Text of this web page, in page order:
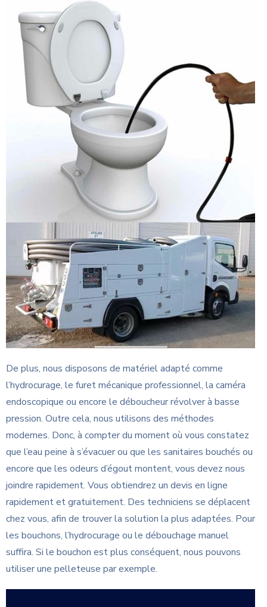
De plus, nous disposons de matériel adapté comme
l’hydrocurage, le furet mécanique professionnel, la caméra
endoscopique ou encore le déboucheur révolver à basse
pression. Outre cela, nous utilisons des méthodes
modernes. Donc, à compter du moment où vous constatez
que l’eau peine à s’évacuer ou que les sanitaires bouchés ou
encore que les odeurs d’égout montent, vous devez nous
joindre rapidement. Vous obtiendrez un devis en ligne
rapidement et gratuitement. Des techniciens se déplacent
chez vous, afin de trouver la solution la plus adaptées. Pour
les bouchons, l’hydrocurage ou le débouchage manuel
suffira. Si le bouchon est plus conséquent, nous pouvons
utiliser une pelleteuse par exemple.